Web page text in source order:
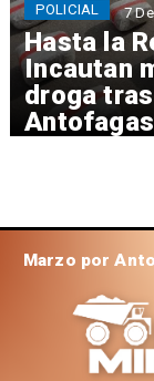
Hasta la
Incautan
droga
POLICIAL 7
Marzo por